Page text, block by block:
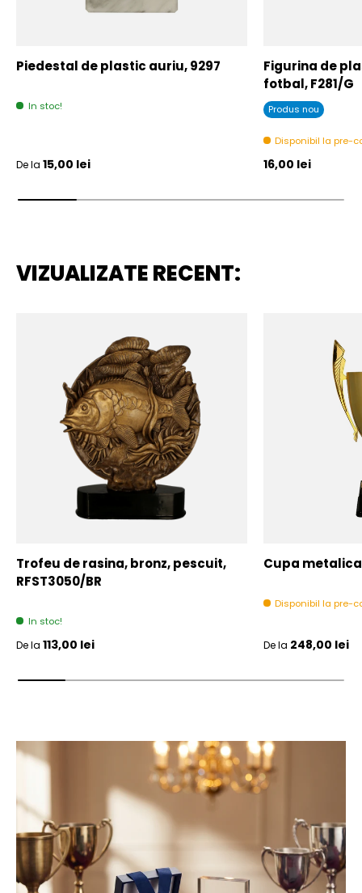
Piedestal de plastic auriu, 9297
In stoc!
Pret initial
De la 15,00 lei
Figurina de
fotbal, F281/G
Produs nou
Disponibil la pre-
Pret initial
16,00 lei
VIZUALIZATE RECENT:
Trofeu de rasina, bronz, pescuit,
RFST3050/BR
In stoc!
Pret initial
De la 113,00 lei
Cupa
Disponibil la pre-
Pret initial
De la 248,00 lei